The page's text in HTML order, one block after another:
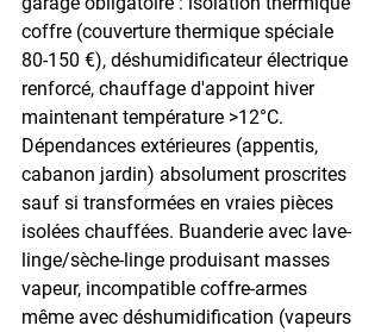
coffre (couverture thermique spéciale
80-150 €), déshumidificateur électrique
renforcé, chauffage d'appoint hiver
maintenant température >12°C.
Dépendances extérieures (appentis,
cabanon jardin) absolument proscrites
sauf si transformées en vraies pièces
isolées chauffées. Buanderie avec lave-
linge/sèche-linge produisant masses
vapeur, incompatible coffre-armes
même avec déshumidification (vapeurs